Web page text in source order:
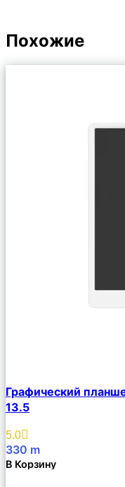
Похожие
Описание
Избранное
Графический
13.5
5.0
330 m
В Корзину